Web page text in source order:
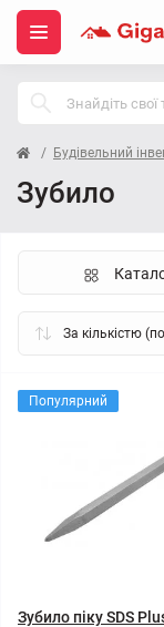
Будівельний
Зубило
Популярний
Зубило піку SDS